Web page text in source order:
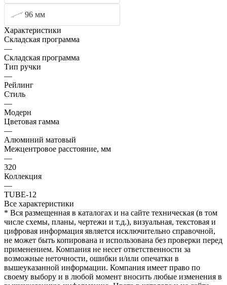
96 мм
Характеристики
Складская программа
—
Складская программа
Тип ручки
—
Рейлинг
Стиль
—
Модерн
Цветовая гамма
—
Алюминий матовый
Межцентровое расстояние, мм
—
320
Коллекция
—
TUBE-12
Все характеристики
* Вся размещенная в каталогах и на сайте техническая (в том
числе схемы, планы, чертежи и т.д.), визуальная, текстовая и
цифровая информация является исключительно справочной,
не может быть копирована и использована без проверки перед
применением. Компания не несет ответственности за
возможные неточности, ошибки и/или опечатки в
вышеуказанной информации. Компания имеет право по
своему выбору и в любой момент вносить любые изменения в